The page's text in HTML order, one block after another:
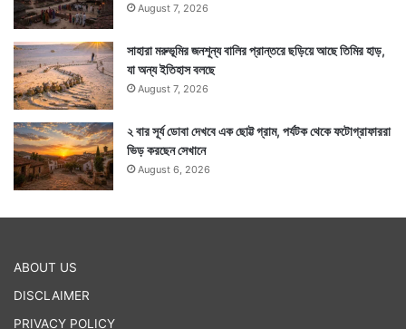
August 7, 2026
সাহারা মরুভূমির জনশূন্য বালির প্রান্তরে ছড়িয়ে আছে তিমির হাড়,
যা অন্য ইতিহাস বলছে
August 7, 2026
২ বার সূর্য ডোবা দেখবে এক ছোট্ট গ্রাম, পর্যটক থেকে ফটোগ্রাফাররা
ভিড় করছেন সেখানে
August 6, 2026
ABOUT US
DISCLAIMER
PRIVACY POLICY